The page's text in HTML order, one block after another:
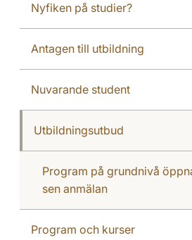
Nyfiken på studier?
Antagen till utbildning
Nuvarande student
Utbildningsutbud
Program på grundnivå
sen anmälan
Program och kurser